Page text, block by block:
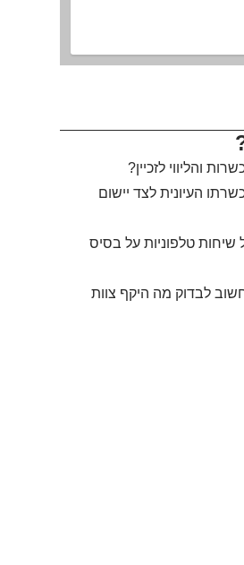
והליווי לזכיין?
העיונית לצד יישום
טלפוניות על בסיס
לבדוק מה היקף צוות